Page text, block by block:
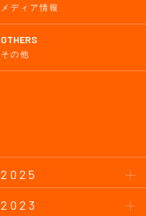
メディア情報
OTHERS
その他
2025
2023